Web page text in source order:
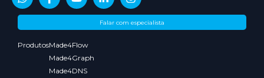
Sobre
Conteúdos
Parceiros
Media
Falar com especialista
ProdutosMade4Flow
Made4Graph
Made4DNS